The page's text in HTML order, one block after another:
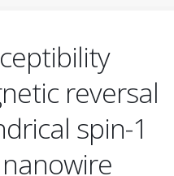
reversal
spin-1